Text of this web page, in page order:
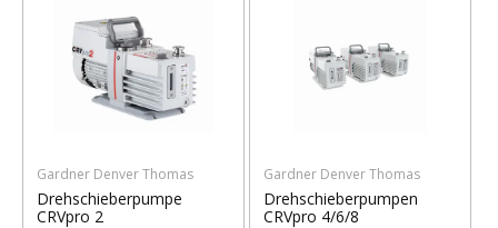
Gardner Denver Thomas
Drehschieberpumpe
CRVpro 2
Gardner Denver Thomas
Drehschieberpumpen
CRVpro 4/6/8